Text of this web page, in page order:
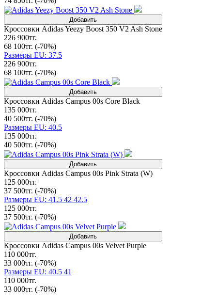
Добавить
Кроссовки Adidas Yeezy Boost 350 V2 Ash Stone
226 900тг.
68 100тг. (-70%)
Размеры EU: 37.5
226 900тг.
68 100тг. (-70%)
Добавить
Кроссовки Adidas Campus 00s Core Black
135 000тг.
40 500тг. (-70%)
Размеры EU: 40.5
135 000тг.
40 500тг. (-70%)
Добавить
Кроссовки Adidas Campus 00s Pink Strata (W)
125 000тг.
37 500тг. (-70%)
Размеры EU: 41.5 42 42.5
125 000тг.
37 500тг. (-70%)
Добавить
Кроссовки Adidas Campus 00s Velvet Purple
110 000тг.
33 000тг. (-70%)
Размеры EU: 40.5 41
110 000тг.
33 000тг. (-70%)